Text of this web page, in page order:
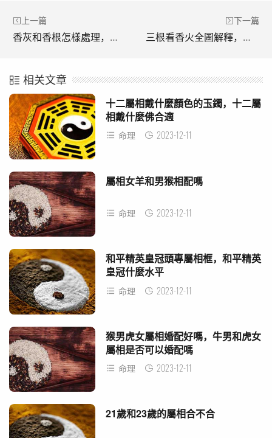
上一篇
香灰和香根怎樣處理，香灰不落成佛手形狀，三支香灰卷到香根不落如何解答
下一篇
三根看香火全圖解釋，堂口上九根香前排三根中間和后面各三根香怎樣看香火頭
相关文章
十二屬相戴什麼顏色的玉鐲，十二屬
相戴什麼佛合適
命理 2023-12-11
屬相女羊和男猴相配嗎
命理 2023-12-11
和平精英皇冠頭專屬相框，和平精英
皇冠什麼水平
命理 2023-12-11
猴男虎女屬相婚配好嗎，牛男和虎女
屬相是否可以婚配嗎
命理 2023-12-11
21歲和23歲的屬相合不合